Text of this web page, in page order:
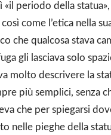
periodo della
come l’etica nella
che qualcosa stava
gli lasciava solo
molto descrivere la
più semplici, senza
che per spiegarsi
nelle pieghe della